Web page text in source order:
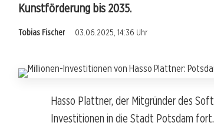
Kunstförderung bis 2035.
Tobias Fischer 03.06.2025, 14:36 Uhr
Hasso Plattner, der Mitgründer des
Investitionen in die Stadt Potsdam